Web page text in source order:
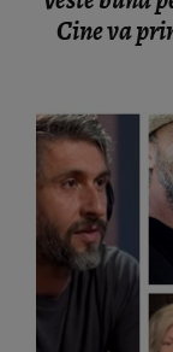
Cine va